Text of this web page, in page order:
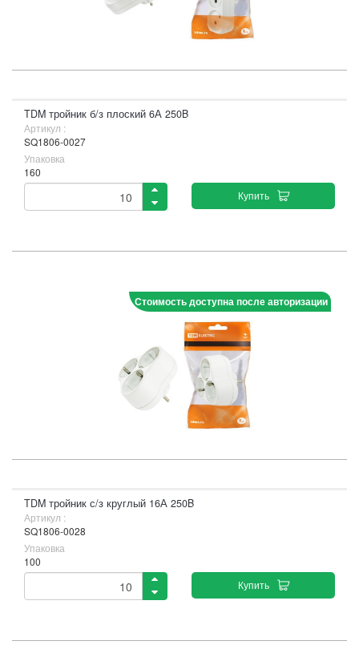
TDM тройник б/з плоский 6А 250B
Артикул :
SQ1806-0027
Упаковка
160
Купить
Стоимость доступна после авторизации
TDM тройник с/з круглый 16А 250B
Артикул :
SQ1806-0028
Упаковка
100
Купить